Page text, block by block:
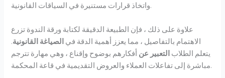
واتخاذ قرارات مستنيرة في السياقات القانونية.
علاوة على ذلك ، فإن الطبيعة الدقيقة لكتابة ورقة الندوة تزرع
الاهتمام بالتفاصيل ، مما يعزز أهمية الدقة في الصياغة القانونية.
يتعلم الطلاب التعبير عن أفكارهم بوضوح وإقناع ، وهي مهارة تترجم
مباشرة إلى تفاعلات العملاء والعروض التقديمية في قاعة المحكمة.